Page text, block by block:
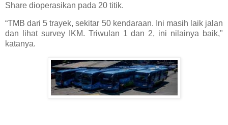
Share dioperasikan pada 20 titik.
“TMB dari 5 trayek, sekitar 50 kendaraan. Ini masih laik jalan
dan lihat survey IKM. Triwulan 1 dan 2, ini nilainya baik,"
katanya.